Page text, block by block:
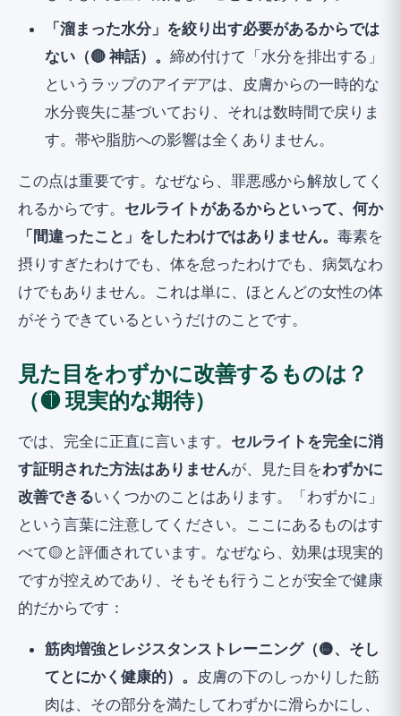
「溜まった水分」を絞り出す必要があるからでは
ない（🔴 神話）。 締め付けて「水分を排出する」
というラップのアイデアは、皮膚からの一時的な
水分喪失に基づいており、それは数時間で戻りま
す。帯や脂肪への影響は全くありません。
この点は重要です。なぜなら、罪悪感から解放してく
れるからです。 セルライトがあるからといって、何か
「間違ったこと」をしたわけではありません。 毒素を
摂りすぎたわけでも、体を怠ったわけでも、病気なわ
けでもありません。これは単に、ほとんどの女性の体
がそうできているというだけのことです。
見た目をわずかに改善するものは？
（🟡 現実的な期待）
では、完全に正直に言います。 セルライトを完全に消
す証明された方法はありませんが、見た目をわずかに
改善できるいくつかのことはあります。「わずかに」
という言葉に注意してください。ここにあるものはす
べて🟡と評価されています。なぜなら、効果は現実的
ですが控えめであり、そもそも行うことが安全で健康
的だからです：
筋肉増強とレジスタンストレーニング（🟡、そし
てとにかく健康的）。 皮膚の下のしっかりした筋
肉は、その部分を満たしてわずかに滑らかにし、